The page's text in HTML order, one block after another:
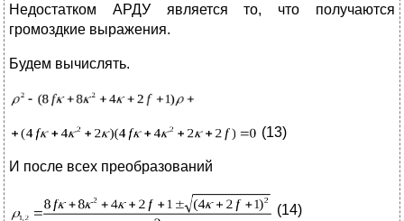
Недостатком АРДУ является то, что получаются
громоздкие выражения.
Будем вычислять.
(13)
И после всех преобразований
(14)